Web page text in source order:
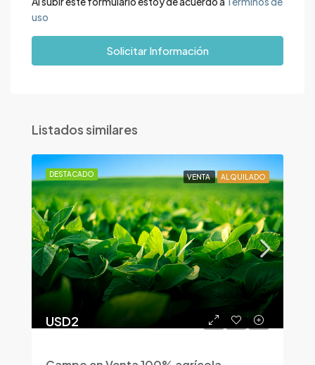
uso
Solicitar Información
Listados similares
DESTACADO VENTA ALQUILADO
USD2